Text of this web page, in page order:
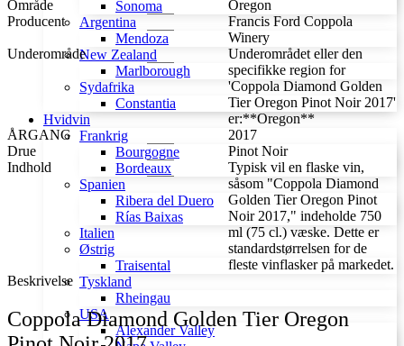
Sonoma
Argentina
Mendoza
New Zealand
Marlborough
Sydafrika
Constantia
Hvidvin
Frankrig
Bourgogne
Bordeaux
Spanien
Ribera del Duero
Rías Baixas
Italien
Østrig
Traisental
Tyskland
Rheingau
USA
Alexander Valley
Pinot
Noir
antal
Område
Oregon
Producent
Francis Ford Coppola
Winery
Underområde
Underområdet eller den
specifikke region for
'Coppola Diamond Golden
Tier Oregon Pinot Noir 2017'
er:**Oregon**
ÅRGANG
2017
Drue
Pinot Noir
Indhold
Typisk vil en flaske vin,
såsom "Coppola Diamond
Golden Tier Oregon Pinot
Noir 2017," indeholde 750
ml (75 cl.) væske. Dette er
standardstørrelsen for de
fleste vinflasker på markedet.
Beskrivelse
Coppola Diamond Golden Tier Oregon